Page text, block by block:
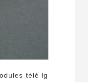
télé lg